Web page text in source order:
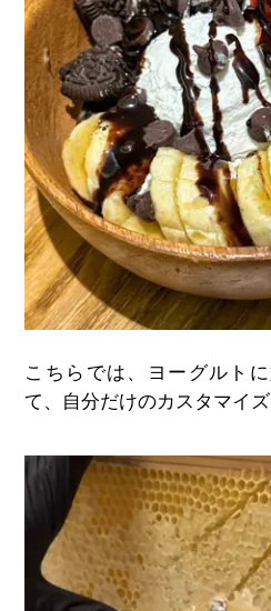
こちらでは、ヨーグルト
て、自分だけのカスタマイ